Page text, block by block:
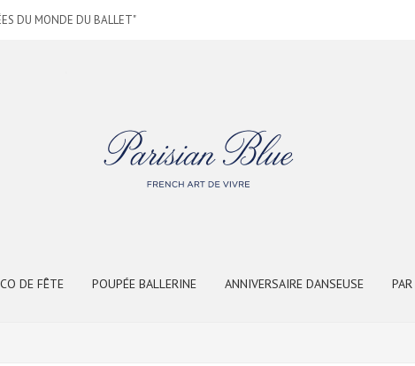
DU MONDE DU BALLET"
DE FÊTE POUPÉE BALLERINE ANNIVERSAIRE DANSEUSE